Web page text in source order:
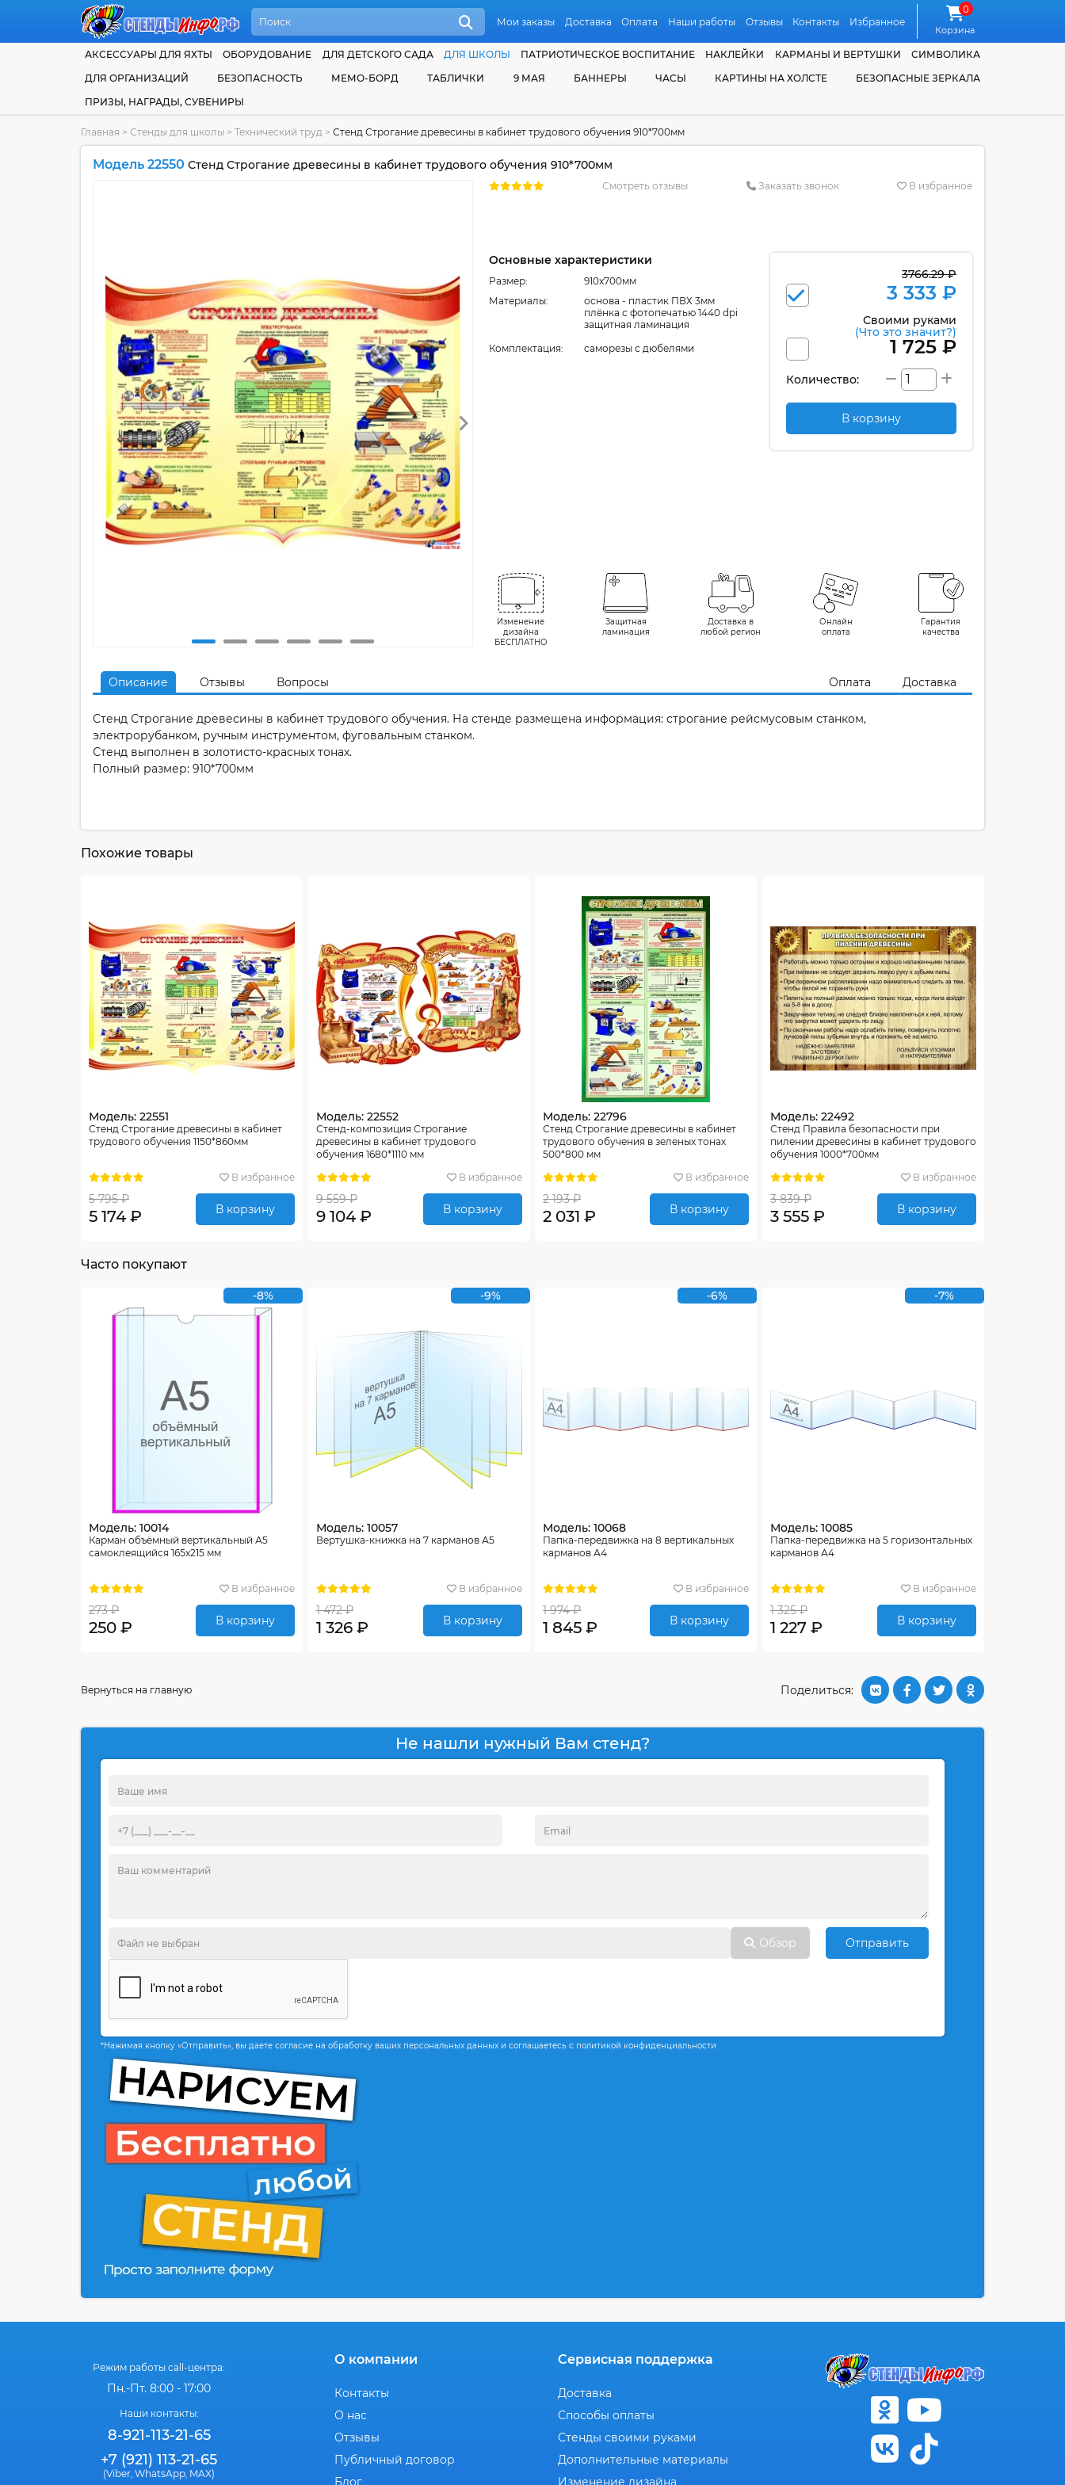
Мои заказы Доставка Оплата Наши работы Отзывы Контакты Избранное
0
Корзина
АКСЕССУАРЫ ДЛЯ ЯХТЫ ОБОРУДОВАНИЕ ДЛЯ ДЕТСКОГО САДА ДЛЯ ШКОЛЫ ПАТРИОТИЧЕСКОЕ ВОСПИТАНИЕ НАКЛЕЙКИ КАРМАНЫ И ВЕРТУШКИ
СИМВОЛИКА
ДЛЯ ОРГАНИЗАЦИЙ
БЕЗОПАСНОСТЬ МЕМО-БОРД ТАБЛИЧКИ 9 МАЯ БАННЕРЫ ЧАСЫ КАРТИНЫ НА ХОЛСТЕ
БЕЗОПАСНЫЕ ЗЕРКАЛА
ПРИЗЫ, НАГРАДЫ, СУВЕНИРЫ
Главная > Стенды для школы > Технический труд > Стенд Строгание древесины в кабинет трудового обучения 910*700мм
Модель 22550 Стенд Строгание древесины в кабинет трудового обучения 910*700мм
Смотреть отзывы Заказать звонок В избранное
Основные характеристики
Размер:
910x700мм
Материалы:
основа - пластик ПВХ 3мм
плёнка с фотопечатью 1440 dpi
защитная ламинация
Комплектация:
cаморезы с дюбелями
3766.29 ₽
3 333 ₽
Своими руками
(Что это значит?)
1 725 ₽
Количество:
В корзину
Изменение
дизайна
БЕСПЛАТНО
Защитная
ламинация
Доставка в
любой регион
Онлайн
оплата
Гарантия
качества
Описание Отзывы Вопросы Оплата Доставка
Стенд Строгание древесины в кабинет трудового обучения. На стенде размещена информация: строгание рейсмусовым станком,
электрорубанком, ручным инструментом, фуговальным станком.
Стенд выполнен в золотисто-красных тонах.
Полный размер: 910*700мм
Похожие товары
Модель: 22551
Стенд Строгание древесины в кабинет
трудового обучения 1150*860мм
В избранное
5 795 ₽
5 174 ₽ В корзину
Модель: 22552
Стенд-композиция Строгание
древесины в кабинет трудового
обучения 1680*1110 мм
В избранное
9 559 ₽
9 104 ₽ В корзину
Модель: 22796
Стенд Строгание древесины в кабинет
трудового обучения в зеленых тонах
500*800 мм
В избранное
2 193 ₽
2 031 ₽ В корзину
Модель: 22492
Стенд Правила безопасности при
пилении древесины в кабинет трудового
обучения 1000*700мм
В избранное
3 839 ₽
3 555 ₽ В корзину
Часто покупают
-8%
Модель: 10014
Карман объёмный вертикальный А5
самоклеящийся 165х215 мм
В избранное
273 ₽
250 ₽ В корзину
-9%
Модель: 10057
Вертушка-книжка на 7 карманов А5
В избранное
1 472 ₽
1 326 ₽ В корзину
-6%
Модель: 10068
Папка-передвижка на 8 вертикальных
карманов А4
В избранное
1 974 ₽
1 845 ₽ В корзину
-7%
Модель: 10085
Папка-передвижка на 5 горизонтальных
карманов А4
В избранное
1 325 ₽
1 227 ₽ В корзину
Поделиться:
Вернуться на главную
Не нашли нужный Вам стенд?
Обзор Отправить
*Нажимая кнопку «Отправить», вы даете согласие на обработку ваших персональных данных и соглашаетесь с политикой конфиденциальности
Режим работы call-центра:
Пн.-Пт. 8:00 - 17:00
Наши контакты:
8-921-113-21-65
+7 (921) 113-21-65
(Viber, WhatsApp, MAX)
О компании
Контакты
О нас
Отзывы
Публичный договор
Блог
Сервисная поддержка
Доставка
Способы оплаты
Стенды своими руками
Дополнительные материалы
Изменение дизайна